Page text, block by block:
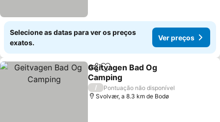
Selecione as datas para ver os preços
exatos.
Ver preços
PartilharAdicionar aos favoritos
Geitvagen Bad Og
Camping
Ver preços
/
Pontuação não disponível
Svolvær, a 8.3 km de Bodø